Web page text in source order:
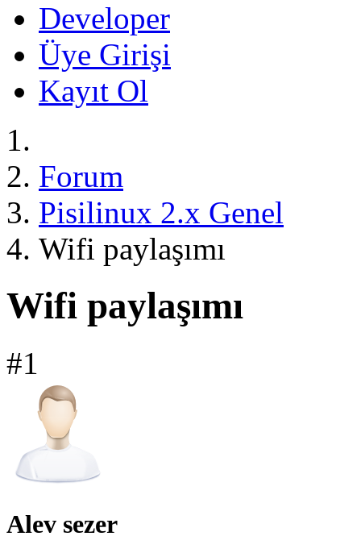
Developer
Üye Girişi
Kayıt Ol
Forum
Pisilinux 2.x Genel
Wifi paylaşımı
Wifi paylaşımı
#1
Alev sezer